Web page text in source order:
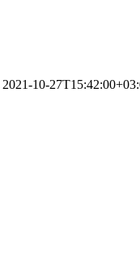
2021-10-